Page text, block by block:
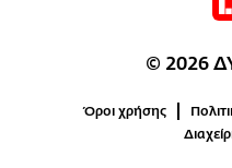
© 2026
Όροι χρήσης